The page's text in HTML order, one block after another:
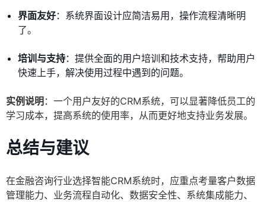
界面友好：系统界面设计应简洁易用，操作流程清晰明
了。
培训与支持：提供全面的用户培训和技术支持，帮助用户
快速上手，解决使用过程中遇到的问题。
实例说明 ：一个用户友好的CRM系统，可以显著降低员工的
学习成本，提高系统的使用率，从而更好地支持业务发展。
总结与建议
在金融咨询行业选择智能CRM系统时，应重点考量客户数据
管理能力、业务流程自动化、数据安全性、系统集成能力、